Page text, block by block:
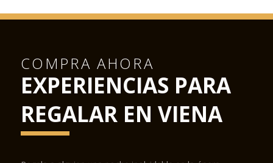
COMPRA AHORA
EXPERIENCIAS PARA
REGALAR EN VIENA